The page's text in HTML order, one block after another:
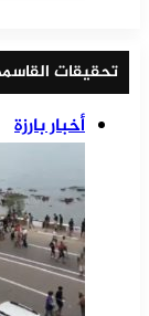
تحقيقات
أخبار بارزة